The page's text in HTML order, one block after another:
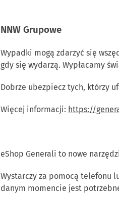
NNW Grupowe
Wypadki mogą zdarzyć się
gdy się wydarzą. Wypłacamy
Dobrze ubezpiecz tych, którzy
Więcej informacji: https://
eShop Generali to nowe
Wystarczy za pomocą telefonu
danym momencie jest